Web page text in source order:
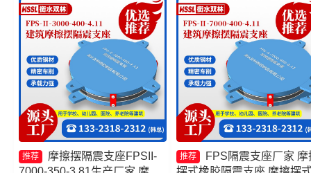
推荐
摩擦摆隔震支座FPSII-
推荐
FPS隔震支座厂家 摩